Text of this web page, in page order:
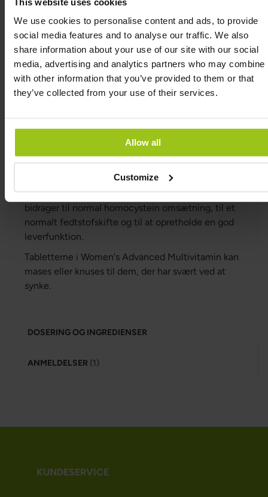
We use cookies to personalise content and ads, to provide
social media features and to analyse our traffic. We also
share information about your use of our site with our social
media, advertising and analytics partners who may combine
with other information that you’ve provided to them or that
they’ve collected from your use of their services.
Allow all
Customize
næringsstoffer, der bidrager til en normal dannelse
af kollagen, hvilket igen er vigtigt for hudens og
tandkødets sundhed. Women's Advanced
Multivitamin indeholder også selen, som bidrager
til god skjoldbruskkirtelfunktion og til
vedligeholdelse af normalt hår og negle. Women's
Advanced Multivitamin indeholder methyleret B12
nervesystem, til at bevare god muskelfunktion, og
til at reducere træthed og udmattelse. Cholin
indeholdt i Women's Advanced Multivitamin
bidrager til normal homocystein omsætning, til et
normalt fedtstofskifte og til at opretholde en god
leverfunktion.
Tabletterne i Women's Advanced Multivitamin kan
mases eller knuses til dem, der har svært ved at
synke.
DOSERING OG INGREDIENSER
ANMELDELSER 1
KUNDESERVICE